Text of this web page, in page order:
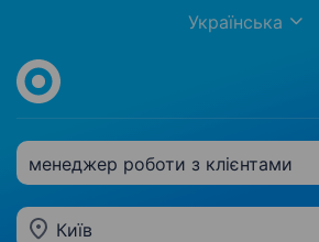
Українська
менеджер роботи з клієнтами
Київ